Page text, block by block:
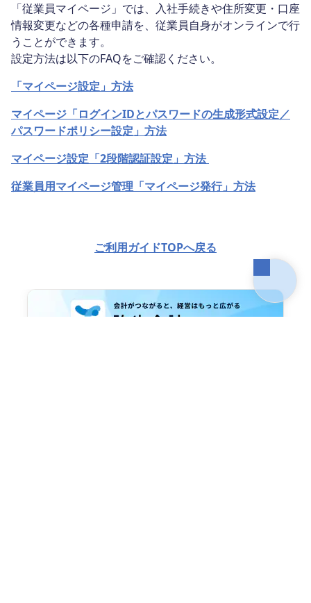
「従業員マイページ」では、入社手続きや住所変更・口座
情報変更などの各種申請を、従業員自身がオンラインで行
うことができます。
設定方法は以下のFAQをご確認ください。
「マイページ設定」方法
マイページ「ログインIDとパスワードの生成形式設定／
パスワードポリシー設定」方法
マイページ設定「2段階認証設定」方法
従業員用マイページ管理「マイページ発行」方法
ご利用ガイドTOPへ戻る